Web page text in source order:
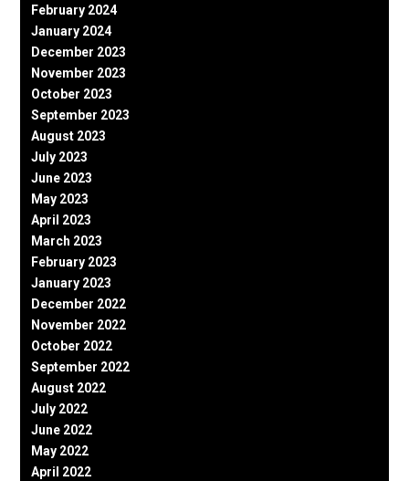
February 2024
January 2024
December 2023
November 2023
October 2023
September 2023
August 2023
July 2023
June 2023
May 2023
April 2023
March 2023
February 2023
January 2023
December 2022
November 2022
October 2022
September 2022
August 2022
July 2022
June 2022
May 2022
April 2022